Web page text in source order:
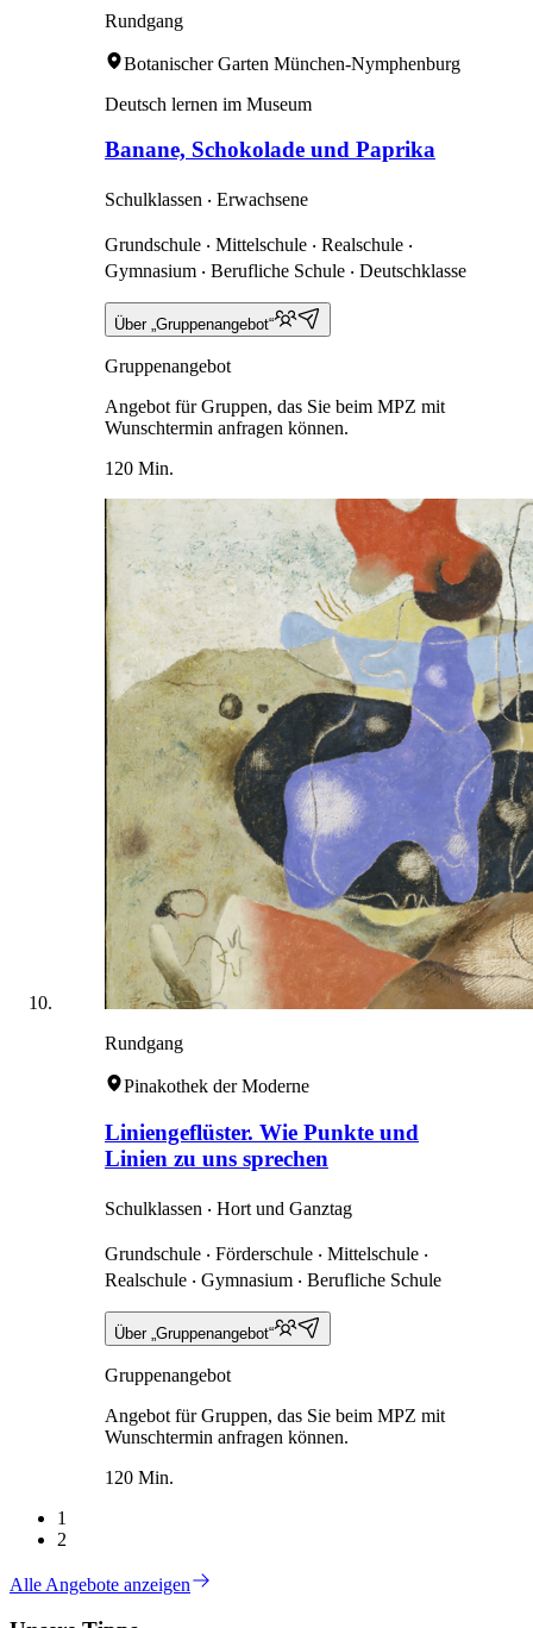
Rundgang
Botanischer Garten München-Nymphenburg
Deutsch lernen im Museum
Banane, Schokolade und Paprika
Schulklassen ‧ Erwachsene
Grundschule ‧ Mittelschule ‧ Realschule ‧
Gymnasium ‧ Berufliche Schule ‧ Deutschklasse
Über „Gruppenangebot“
Gruppenangebot
Angebot für Gruppen, das Sie beim MPZ mit
Wunschtermin anfragen können.
120 Min.
Rundgang
Pinakothek der Moderne
Liniengeflüster. Wie Punkte und
Linien zu uns sprechen
Schulklassen ‧ Hort und Ganztag
Grundschule ‧ Förderschule ‧ Mittelschule ‧
Realschule ‧ Gymnasium ‧ Berufliche Schule
Über „Gruppenangebot“
Gruppenangebot
Angebot für Gruppen, das Sie beim MPZ mit
Wunschtermin anfragen können.
120 Min.
1
2
Alle Angebote anzeigen